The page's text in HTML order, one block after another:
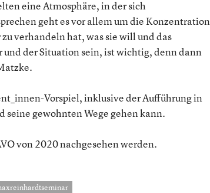
eine Atmosphäre, in der sich
geht es vor allem um die Konzentration
verhandeln hat, was sie will und das
der Situation sein, ist wichtig, denn dann
Vorspiel, inklusive der Aufführung in
seine gewohnten Wege gehen kann.
von 2020 nachgesehen werden.